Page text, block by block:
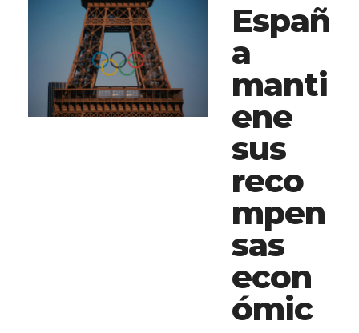
Españ
a
manti
ene
sus
reco
mpen
sas
econ
ómic